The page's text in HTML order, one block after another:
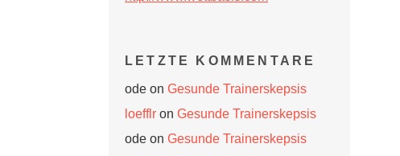
LETZTE KOMMENTARE
ode on Gesunde Trainerskepsis
loefflr on Gesunde Trainerskepsis
ode on Gesunde Trainerskepsis